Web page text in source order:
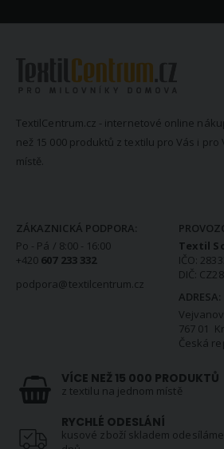
TextilCentrum.cz - internetové online
než 15 000 produktů z textilu pro Vás i pro
místě.
ZÁKAZNICKÁ PODPORA:
Po - Pá / 8:00 - 16:00
+420 607 233 332
podpora@textilcentrum.cz
Textil
IČO:
DIČ:
ADRESA:
767 01
Česká
VÍCE NEŽ 15 000 PRODUKTŮ
z textilu na jednom místě
RYCHLÉ ODESLÁNÍ
kusové zboží skladem